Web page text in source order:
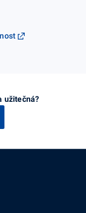
užitečná?